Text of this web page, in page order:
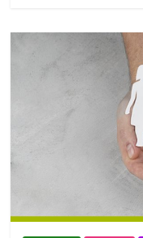
ไชส์,
ที่
ปรึกษา
แฟ
รน